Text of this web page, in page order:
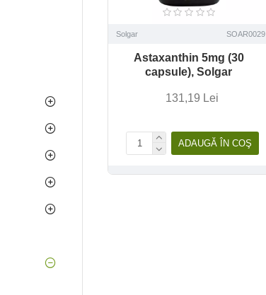
Solgar SOAR0029
Astaxanthin 5mg (30
capsule), Solgar
131,19 Lei
ADAUGĂ ÎN COŞ